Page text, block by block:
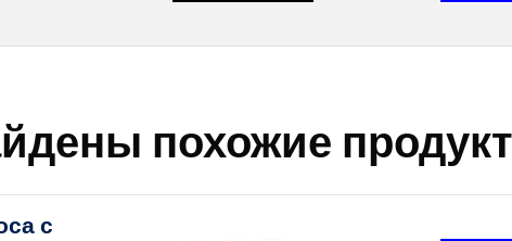
похожие
с